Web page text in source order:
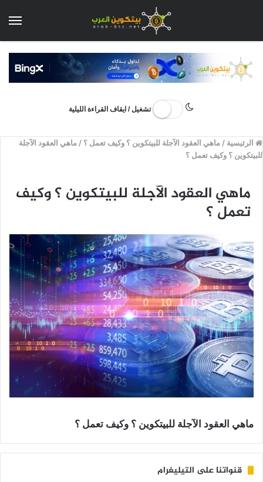
تشغيل / ايقاف القراءة الليلية
الرئيسية /ماهي العقود الآجلة للبيتكوين ؟ وكيف تعمل ؟ /ماهي العقود الآجلة
للبيتكوين ؟ وكيف تعمل ؟
ماهي العقود الآجلة للبيتكوين ؟ وكيف
تعمل ؟
ماهي العقود الآجلة للبيتكوين ؟ وكيف تعمل ؟
قنواتنا على التيليغرام